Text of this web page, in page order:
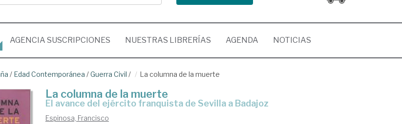
AGENCIA SUSCRIPCIONES NUESTRAS LIBRERÍAS AGENDA NOTICIAS
/ Edad Contemporánea /Guerra Civil / La columna de la muerte
La columna de la muerte
el avance del ejército franquista de Sevilla a Badajoz
Espinosa, Francisco